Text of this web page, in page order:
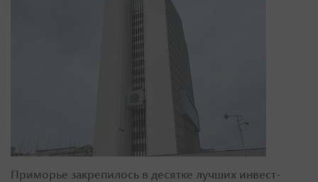
Приморье закрепилось в десятке лучших инвест-